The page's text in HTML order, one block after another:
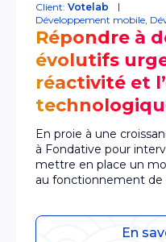
Client: Votelab
Développement mobile,
Répondre à
évolutifs
réactivité et
En proie à une
à Fondative pour
mettre en place un
au fonctionnement de
En